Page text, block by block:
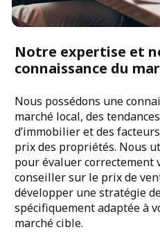
Notre expertise et
connaissance du
Nous possédons une
marché local, des
d’immobilier et des
prix des propriétés. Nous
pour évaluer correctement
conseiller sur le prix de
développer une stratégie
spécifiquement adaptée à
marché cible.